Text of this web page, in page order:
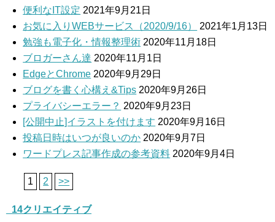
便利なIT設定 2021年9月21日
お気に入りWEBサービス（2020/9/16）
2021年1月13日
勉強も電子化・情報整理術 2020年11月18日
ブロガーさん達 2020年11月1日
EdgeとChrome 2020年9月29日
ブログを書く心構え&Tips 2020年9月26日
プライバシーエラー？ 2020年9月23日
[公開中止]イラストを付けます 2020年9月16日
投稿日時はいつが良いのか 2020年9月7日
ワードプレス記事作成の参考資料 2020年9月4日
1 2 >>
_14クリエイティブ